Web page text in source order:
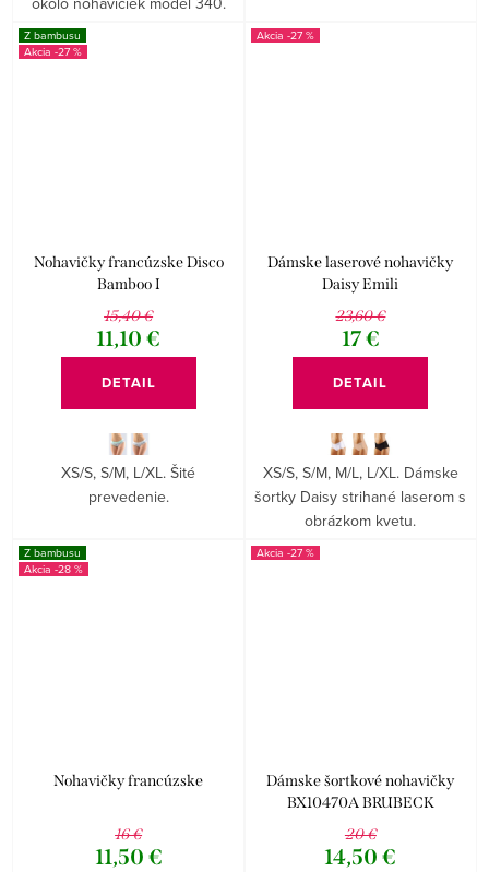
Z bambusu
-27 %
Nohavičky francúzske Disco
Bamboo I
15,40 €
11,10 €
DETAIL
XS/S, S/M, L/XL. Šité
prevedenie.
-27 %
Dámske laserové nohavičky
Daisy Emili
23,60 €
17 €
DETAIL
XS/S, S/M, M/L, L/XL. Dámske
šortky Daisy strihané laserom s
obrázkom kvetu.
Z bambusu
-28 %
Nohavičky francúzske
16 €
11,50 €
-27 %
Dámske šortkové nohavičky
BX10470A BRUBECK
20 €
14,50 €